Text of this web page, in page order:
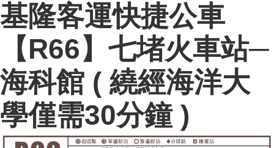
基隆客運快捷公車
【R66】七堵火車站─
海科館 ( 繞經海洋大
學僅需30分鐘)